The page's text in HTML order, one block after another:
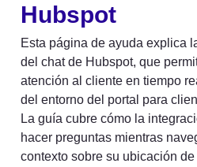
Hubspot
Esta página de ayuda explica
del chat de Hubspot, que
atención al cliente en tiempo
del entorno del portal para
La guía cubre cómo la
hacer preguntas mientras
contexto sobre su ubicación